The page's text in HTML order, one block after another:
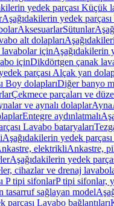
yedek parçası Küçük
Aşağıdakilerin yedek
AksesuarlarSütunlar
alt dolapları
içinAşağıdakilerin
içinDikdörtgen çanak
parçası Alçak yan
Boy dolaplarıDiğer banyo
Çekmece parçaları ve
ve aynalı dolaplarAyna
Entegre aydınlatmalı
Lavabo bataryaları
Aşağıdakilerin yedek
elektrikliAnkastre,
Aşağıdakilerin yedek
cihazlar ve drenaj
P tipi sifonlarP tipi sifonlar,
sağlayan model
parçası Lavabo bağlantıları